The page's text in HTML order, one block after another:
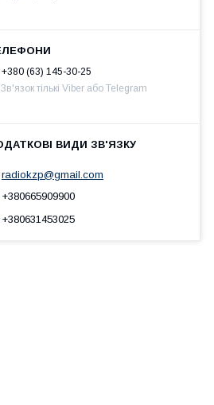
+380 (63) 145-30-25
Зв'язок тількі Viber або Telegram
radiokzp@gmail.com
+380665909900
+380631453025